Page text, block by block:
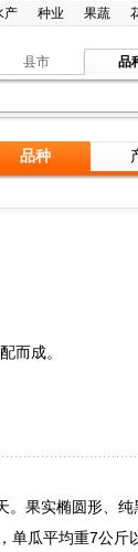
产 种业 果蔬
县市 品
品种
而成。
果实椭圆形、
单瓜平均重7公斤